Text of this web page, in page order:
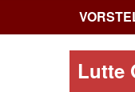
Lutte